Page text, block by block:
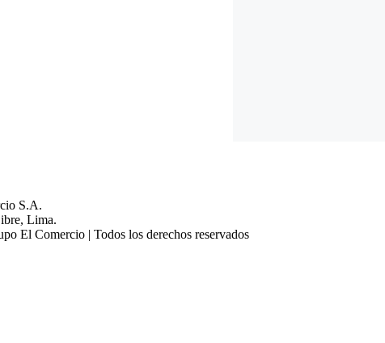
S.A.
Lima.
El Comercio | Todos los derechos reservados